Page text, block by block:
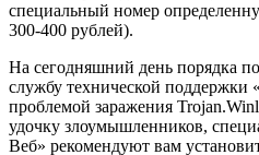
специальный номер
300-400 рублей).
На сегодняшний день порядка
службу технической поддержки
проблемой заражения
удочку злоумышленников,
Веб» рекомендуют вам